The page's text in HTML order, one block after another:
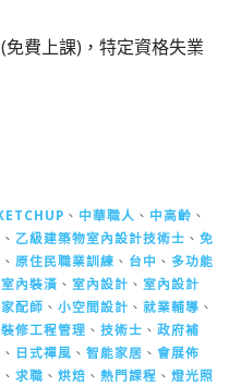
費上課)，特定資格失業
、 中華職人 、 中高齡 、
、 乙級建築物室內設計技術士 、 免
、 原住民職業訓練 、 台中 、 多功能
室內裝潢 、 室內設計 、 室內設計
家配師 、 小空間設計 、 就業輔導 、
修工程管理 、 技術士 、 政府補
、 日式禪風 、 智能家居 、 會展佈
、 求職 、 烘焙 、 熱門課程 、 燈光照